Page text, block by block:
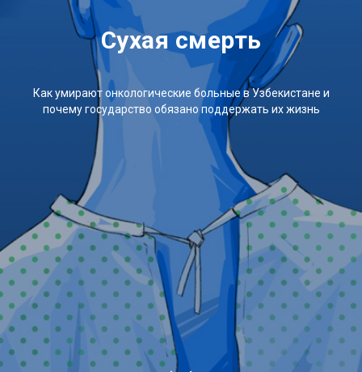
Сухая смерть
Как умирают онкологические больные в Узбекистане и
почему государство обязано поддержать их жизнь